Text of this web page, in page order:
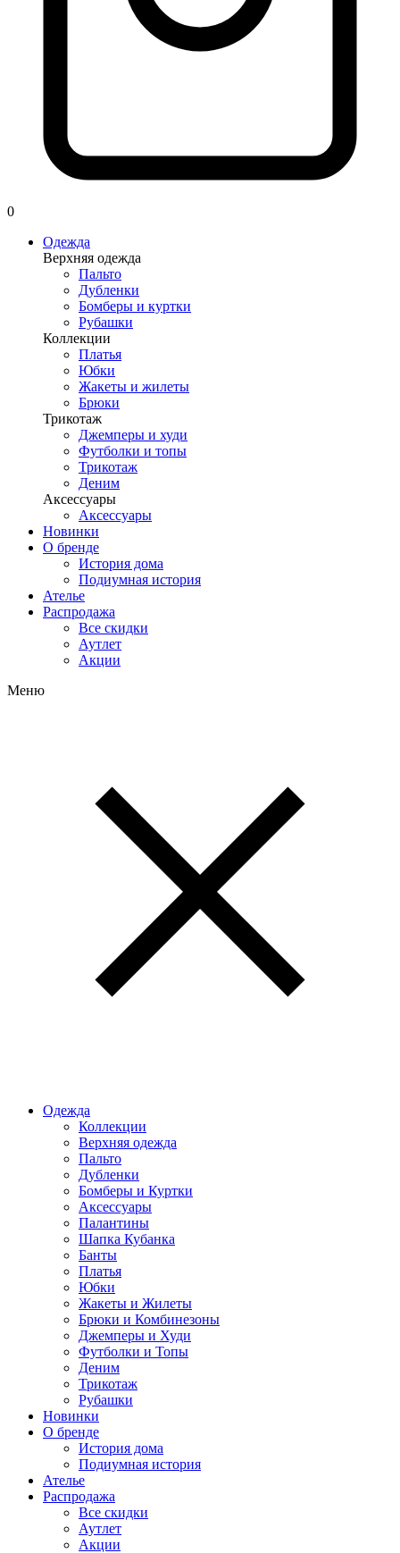
0
Одежда
Верхняя одежда
Пальто
Дубленки
Бомберы и куртки
Рубашки
Коллекции
Платья
Юбки
Жакеты и жилеты
Брюки
Трикотаж
Джемперы и худи
Футболки и топы
Трикотаж
Деним
Аксессуары
Аксессуары
Новинки
О бренде
История дома
Подиумная история
Ателье
Распродажа
Все скидки
Аутлет
Акции
Меню
Одежда
Коллекции
Верхняя одежда
Пальто
Дубленки
Бомберы и Куртки
Аксессуары
Палантины
Шапка Кубанка
Банты
Платья
Юбки
Жакеты и Жилеты
Брюки и Комбинезоны
Джемперы и Худи
Футболки и Топы
Деним
Трикотаж
Рубашки
Новинки
О бренде
История дома
Подиумная история
Ателье
Распродажа
Все скидки
Аутлет
Акции